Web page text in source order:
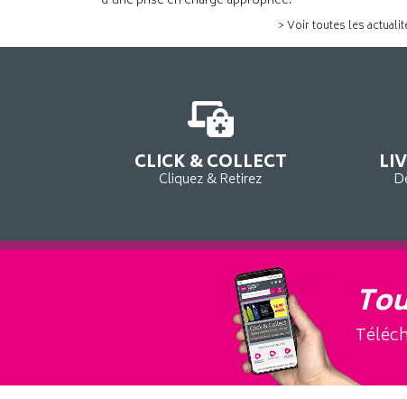
> Voir toutes les
CLICK & COLLECT
Cliquez & Retirez